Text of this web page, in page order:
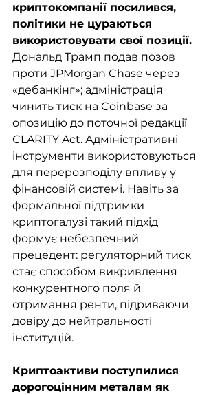
криптокомпанії посилився,
політики не цураються
використовувати свої позиції.
Дональд Трамп подав позов
проти JPMorgan Chase через
«дебанкінг»; адміністрація
чинить тиск на Coinbase за
опозицію до поточної редакції
CLARITY Act. Адміністративні
інструменти використовуються
для перерозподілу впливу у
фінансовій системі. Навіть за
формальної підтримки
криптогалузі такий підхід
формує небезпечний
прецедент: регуляторний тиск
стає способом викривлення
конкурентного поля й
отримання ренти, підриваючи
довіру до нейтральності
інституцій.
Криптоактиви поступилися
дорогоцінним металам як